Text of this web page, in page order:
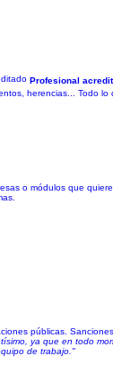
Profesional
herencias... Todo lo
o módulos que
públicas.
ya que en todo
de trabajo."